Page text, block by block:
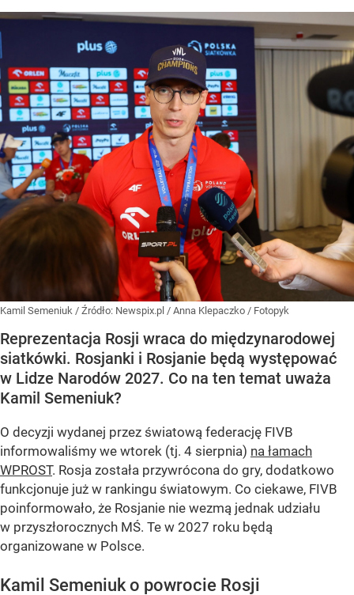
Kamil Semeniuk / Źródło: Newspix.pl / Anna Klepaczko / Fotopyk
Reprezentacja Rosji wraca do międzynarodowej
siatkówki. Rosjanki i Rosjanie będą występować
w Lidze Narodów 2027. Co na ten temat uważa
Kamil Semeniuk?
O decyzji wydanej przez światową federację FIVB
informowaliśmy we wtorek (tj. 4 sierpnia) na łamach
WPROST. Rosja została przywrócona do gry, dodatkowo
funkcjonuje już w rankingu światowym. Co ciekawe, FIVB
poinformowało, że Rosjanie nie wezmą jednak udziału
w przyszłorocznych MŚ. Te w 2027 roku będą
organizowane w Polsce.
Kamil Semeniuk o powrocie Rosji